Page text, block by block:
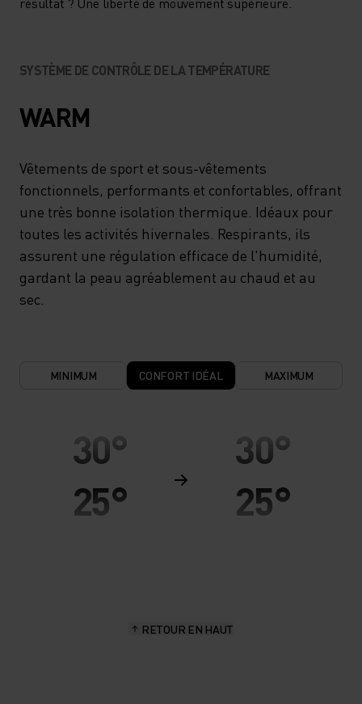
ZIPPÉ RUN EASY D’ODLO.
SYSTÈME DE CONTRÔLE DE LA TEMPÉRATURE
WARM
Vêtements de sport et sous-vêtements
fonctionnels, performants et confortables, offrant
une très bonne isolation thermique. Idéaux pour
toutes les activités hivernales. Respirants, ils
assurent une régulation efficace de l'humidité,
gardant la peau agréablement au chaud et au
sec.
MINIMUM CONFORT IDÉAL MAXIMUM
30°
25°
30°
25°
RETOUR EN HAUT